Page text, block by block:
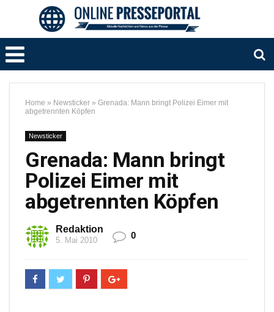
Home » Newsticker » Grenada: Mann bringt Polizei Eimer mit
abgetrennten Köpfen
Newsticker
Grenada: Mann bringt
Polizei Eimer mit
abgetrennten Köpfen
Redaktion
5. Mai 2010 0